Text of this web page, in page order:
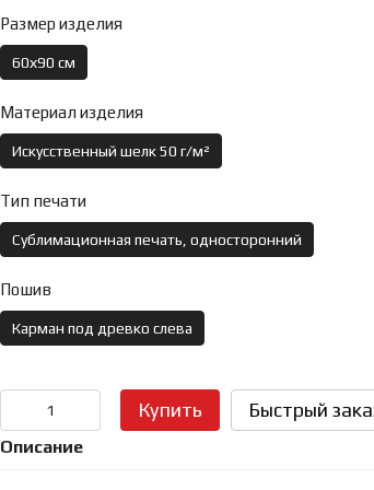
Размер изделия
60х90 см
Материал изделия
Искусственный шелк 50 г/м²
Тип печати
Сублимационная печать, односторонний
Пошив
Карман под древко слева
Купить Быстрый
Описание